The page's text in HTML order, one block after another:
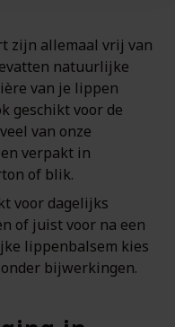
zijn allemaal vrij van
natuurlijke
van je lippen
geschikt voor de
van onze
verpakt in
of blik.
voor dagelijks
of juist voor na een
lippenbalsem kies
bijwerkingen.